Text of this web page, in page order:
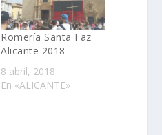
Romería Santa Faz
Alicante 2018
8 abril, 2018
En «ALICANTE»